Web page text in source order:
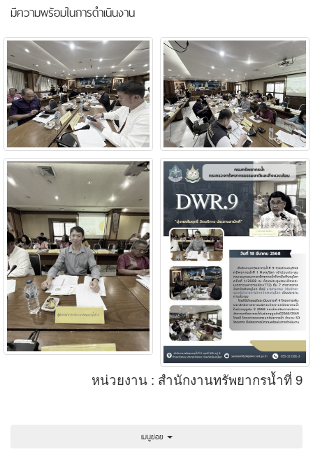
มีความพร้อมในการดำเนินงาน
หน่วยงาน : สำนักงานทรัพยากรน้ำที่ 9
เมนูย่อย